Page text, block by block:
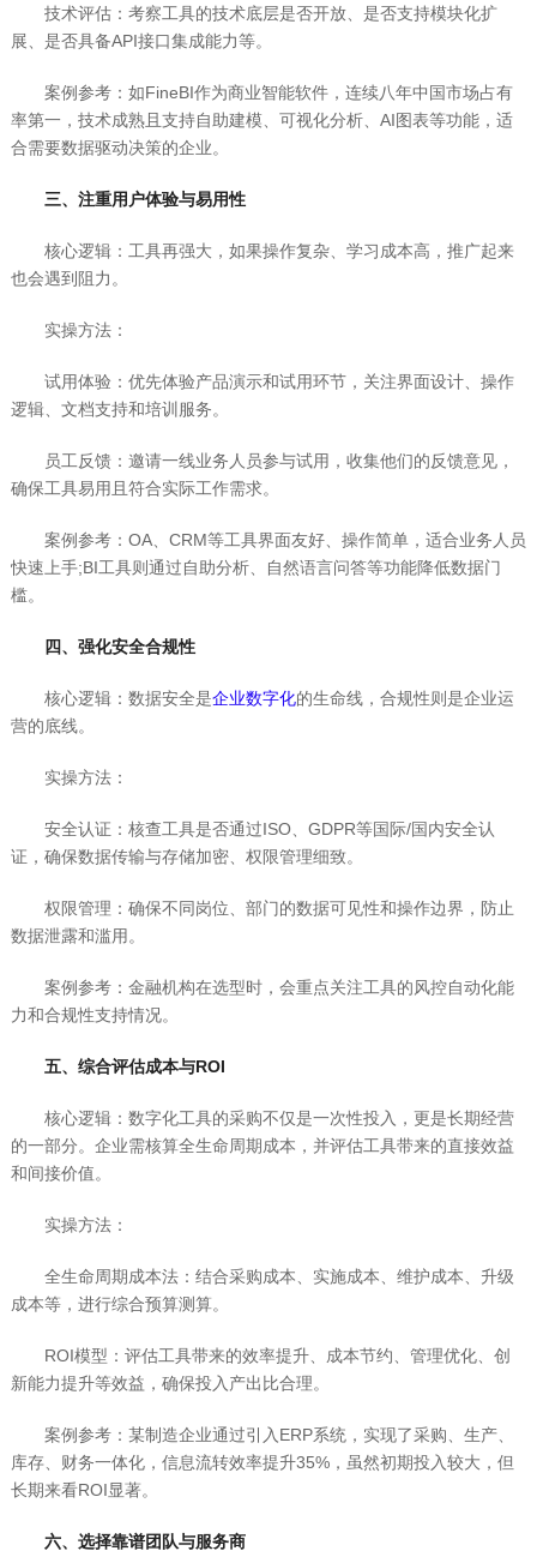
技术评估：考察工具的技术底层是否开放、是否支持模块化扩
展、是否具备API接口集成能力等。
案例参考：如FineBI作为商业智能软件，连续八年中国市场占有
率第一，技术成熟且支持自助建模、可视化分析、AI图表等功能，适
合需要数据驱动决策的企业。
三、注重用户体验与易用性
核心逻辑：工具再强大，如果操作复杂、学习成本高，推广起来
也会遇到阻力。
实操方法：
试用体验：优先体验产品演示和试用环节，关注界面设计、操作
逻辑、文档支持和培训服务。
员工反馈：邀请一线业务人员参与试用，收集他们的反馈意见，
确保工具易用且符合实际工作需求。
案例参考：OA、CRM等工具界面友好、操作简单，适合业务人员
快速上手;BI工具则通过自助分析、自然语言问答等功能降低数据门
槛。
四、强化安全合规性
核心逻辑：数据安全是企业数字化的生命线，合规性则是企业运
营的底线。
实操方法：
安全认证：核查工具是否通过ISO、GDPR等国际/国内安全认
证，确保数据传输与存储加密、权限管理细致。
权限管理：确保不同岗位、部门的数据可见性和操作边界，防止
数据泄露和滥用。
案例参考：金融机构在选型时，会重点关注工具的风控自动化能
力和合规性支持情况。
五、综合评估成本与ROI
核心逻辑：数字化工具的采购不仅是一次性投入，更是长期经营
的一部分。企业需核算全生命周期成本，并评估工具带来的直接效益
和间接价值。
实操方法：
全生命周期成本法：结合采购成本、实施成本、维护成本、升级
成本等，进行综合预算测算。
ROI模型：评估工具带来的效率提升、成本节约、管理优化、创
新能力提升等效益，确保投入产出比合理。
案例参考：某制造企业通过引入ERP系统，实现了采购、生产、
库存、财务一体化，信息流转效率提升35%，虽然初期投入较大，但
长期来看ROI显著。
六、选择靠谱团队与服务商